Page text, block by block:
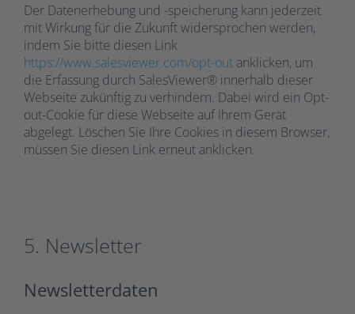
Der Datenerhebung und -speicherung kann jederzeit
mit Wirkung für die Zukunft widersprochen werden,
indem Sie bitte diesen Link
https://www.salesviewer.com/opt-out anklicken, um
die Erfassung durch SalesViewer® innerhalb dieser
Webseite zukünftig zu verhindern. Dabei wird ein Opt-
out-Cookie für diese Webseite auf Ihrem Gerät
abgelegt. Löschen Sie Ihre Cookies in diesem Browser,
müssen Sie diesen Link erneut anklicken.
5. Newsletter
Newsletterdaten